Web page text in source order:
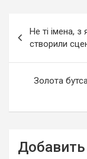
по
записям
Не ті імена, з
створили
Золота